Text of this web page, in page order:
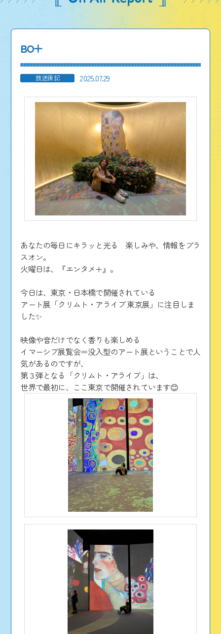
BO＋
放送後記 2025.07.29
あなたの毎日にキラッと光る 楽しみや、情報をプラ
スオン。
火曜日は、『エンタメ+』。
今日は、東京・日本橋で開催されている
アート展「クリムト・アライブ 東京展」に注目しま
した✨
映像や音だけでなく香りも楽しめる
イマーシブ展覧会＝没入型のアート展ということで人
気があるのですが、
第３弾となる「クリムト・アライブ」は、
世界で最初に、ここ東京で開催されています😊